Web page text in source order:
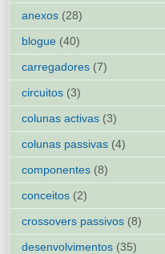
anexos (28)
blogue (40)
carregadores (7)
circuitos (3)
colunas activas (3)
colunas passivas (4)
componentes (8)
conceitos (2)
crossovers passivos (8)
desenvolvimentos (35)